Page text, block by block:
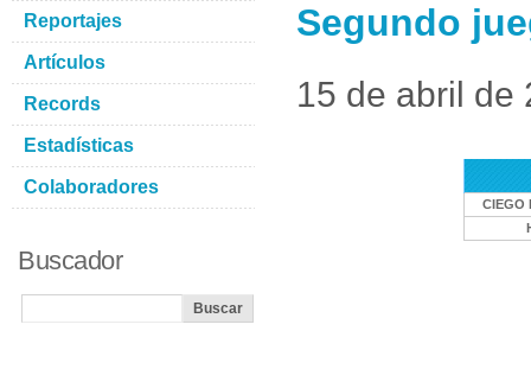
Segundo
15 de abril de
CIEGO
Reportajes
Artículos
Records
Estadísticas
Colaboradores
Buscador